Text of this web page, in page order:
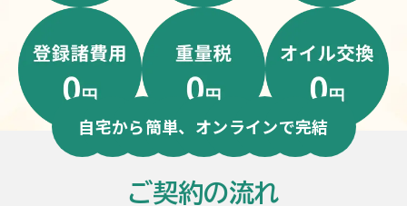
自宅から簡単、オンラインで完結
ご契約の流れ